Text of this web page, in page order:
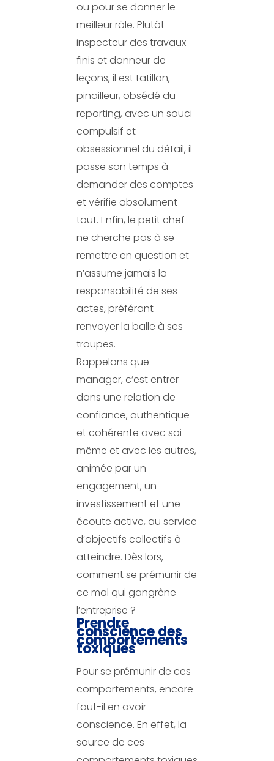
ou pour se donner le
meilleur rôle. Plutôt
inspecteur des travaux
finis et donneur de
leçons, il est tatillon,
pinailleur, obsédé du
reporting, avec un souci
compulsif et
obsessionnel du détail, il
passe son temps à
demander des comptes
et vérifie absolument
tout. Enfin, le petit chef
ne cherche pas à se
remettre en question et
n’assume jamais la
responsabilité de ses
actes, préférant
renvoyer la balle à ses
troupes.
Rappelons que
manager, c’est entrer
dans une relation de
confiance, authentique
et cohérente avec soi-
même et avec les autres,
animée par un
engagement, un
investissement et une
écoute active, au service
d’objectifs collectifs à
atteindre. Dès lors,
comment se prémunir de
ce mal qui gangrène
l’entreprise ?
Prendre
conscience des
comportements
toxiques
Pour se prémunir de ces
comportements, encore
faut-il en avoir
conscience. En effet, la
source de ces